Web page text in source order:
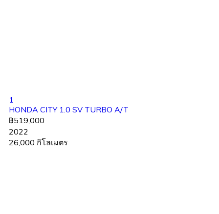
1
HONDA CITY 1.0 SV TURBO A/T
฿519,000
2022
26,000 กิโลเมตร